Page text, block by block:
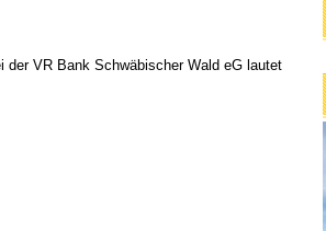
der VR Bank Schwäbischer Wald eG lautet